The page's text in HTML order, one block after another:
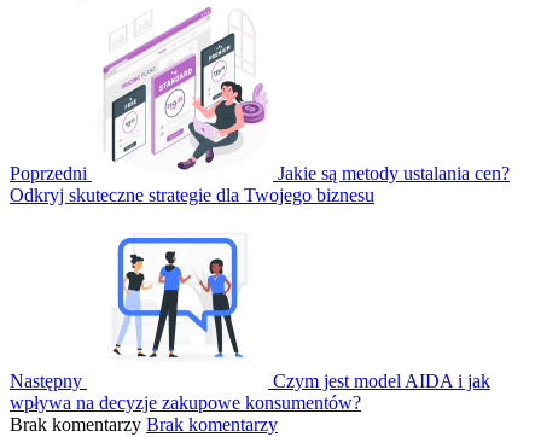
Poprzedni
Jakie są metody ustalania cen?
Odkryj skuteczne strategie dla Twojego biznesu
Następny
Czym jest model AIDA i jak
wpływa na decyzje zakupowe konsumentów?
Brak komentarzy Brak komentarzy